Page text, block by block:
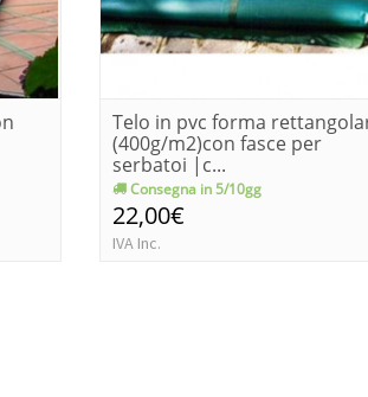
Telo in pvc forma
(400g/m2)con fasce per
serbatoi |c...
Consegna in 5/10gg
22,00€
IVA Inc.